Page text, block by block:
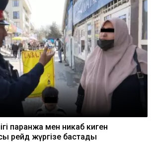
паранжа мен никаб киген
рейд жүргізе бастады